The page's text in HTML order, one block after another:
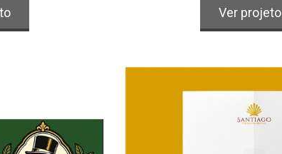
Alimentos & BebidasVer projeto